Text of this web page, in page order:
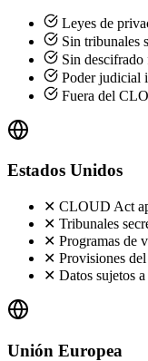
Leyes de
Sin tribunales
Sin descifrado
Poder judicial
Fuera del
Estados Unidos
✕ CLOUD Act
✕ Tribunales
✕ Programas de
✕ Provisiones
✕ Datos sujetos
Unión Europea